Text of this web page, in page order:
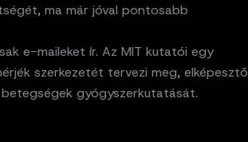
ma már jóval pontosabb
e-maileket ír. Az MIT kutatói egy
szerkezetét tervezi meg, elképesztő
gyógyszerkutatását.